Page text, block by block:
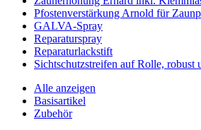
Pfostenverstärkung Arnold für
GALVA-Spray
Reparaturspray
Reparaturlackstift
Sichtschutzstreifen auf Rolle, robust
Alle anzeigen
Basisartikel
Zubehör